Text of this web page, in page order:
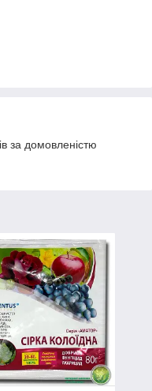
за домовленістю